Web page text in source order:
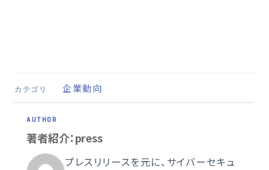
カテゴリ 企業動向
著者紹介：press
プレスリリースを元に、サイバーセキュ